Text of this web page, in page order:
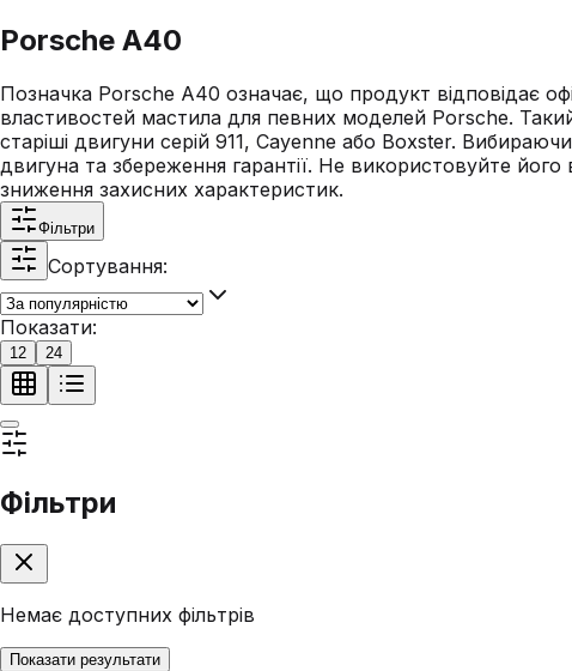
Porsche A40
Позначка Porsche A40 означає, що продукт відповідає
властивостей мастила для певних моделей Porsche.
старіші двигуни серій 911, Cayenne або Boxster.
двигуна та збереження гарантії. Не використовуйте
зниження захисних характеристик.
Фільтри
Сортування:
Показати:
12 24
Фільтри
Немає доступних фільтрів
Показати результати